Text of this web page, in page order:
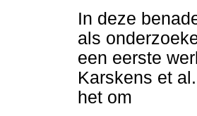
In deze
als
een eerste
Karskens et
het om